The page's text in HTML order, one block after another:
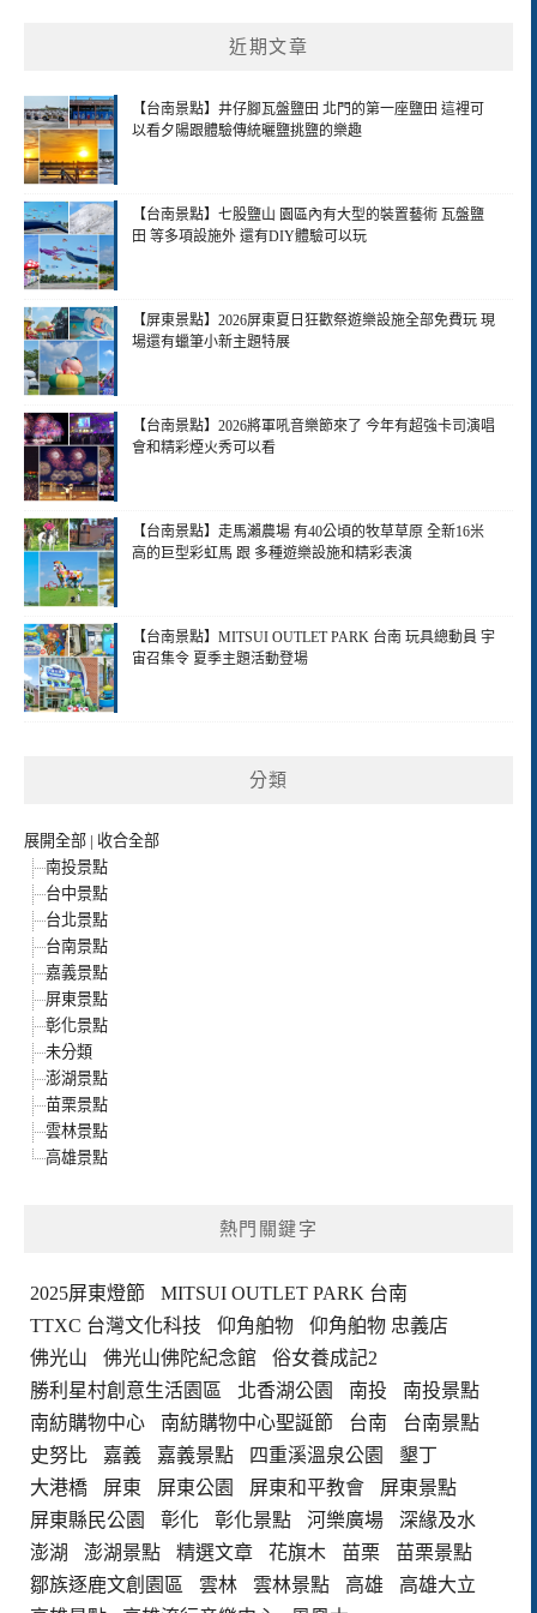
近期文章
【台南景點】井仔腳瓦盤鹽田 北門的第一座鹽田 這裡可
以看夕陽跟體驗傳統曬鹽挑鹽的樂趣
【台南景點】七股鹽山 園區內有大型的裝置藝術 瓦盤鹽
田 等多項設施外 還有DIY體驗可以玩
【屏東景點】2026屏東夏日狂歡祭遊樂設施全部免費玩 現
場還有蠟筆小新主題特展
【台南景點】2026將軍吼音樂節來了 今年有超強卡司演唱
會和精彩煙火秀可以看
【台南景點】走馬瀨農場 有40公頃的牧草草原 全新16米
高的巨型彩虹馬 跟 多種遊樂設施和精彩表演
【台南景點】MITSUI OUTLET PARK 台南 玩具總動員 宇
宙召集令 夏季主題活動登場
分類
展開全部 | 收合全部
南投景點
台中景點
台北景點
台南景點
嘉義景點
屏東景點
彰化景點
未分類
澎湖景點
苗栗景點
雲林景點
高雄景點
熱門關鍵字
2025屏東燈節
MITSUI OUTLET PARK 台南
TTXC 台灣文化科技
仰角舶物
仰角舶物 忠義店
佛光山
佛光山佛陀紀念館
俗女養成記2
勝利星村創意生活園區
北香湖公園 南投
南投景點
南紡購物中心
南紡購物中心聖誕節 台南
台南景點
史努比
嘉義 嘉義景點 四重溪溫泉公園
墾丁
大港橋
屏東 屏東公園 屏東和平教會
屏東景點
屏東縣民公園
彰化 彰化景點 河樂廣場
深緣及水
澎湖
澎湖景點 精選文章 花旗木 苗栗
苗栗景點
鄒族逐鹿文創園區
雲林 雲林景點 高雄
高雄大立